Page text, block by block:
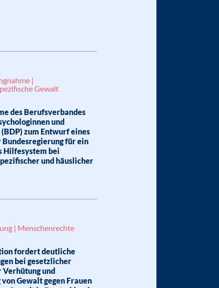
|
Gewalt
des Berufsverbandes
und
zum Entwurf eines
Bundesregierung für ein
Hilfesystem bei
und häuslicher
| Menschenrechte
fordert deutliche
bei gesetzlicher
Verhütung und
Gewalt gegen Frauen